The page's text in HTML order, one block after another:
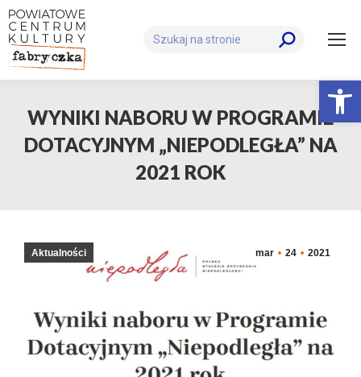
Szukaj:
WYNIKI NABORU W PROGRAMIE
DOTACYJNYM „NIEPODLEGŁA” NA
2021 ROK
mar 24 2021
Aktualności